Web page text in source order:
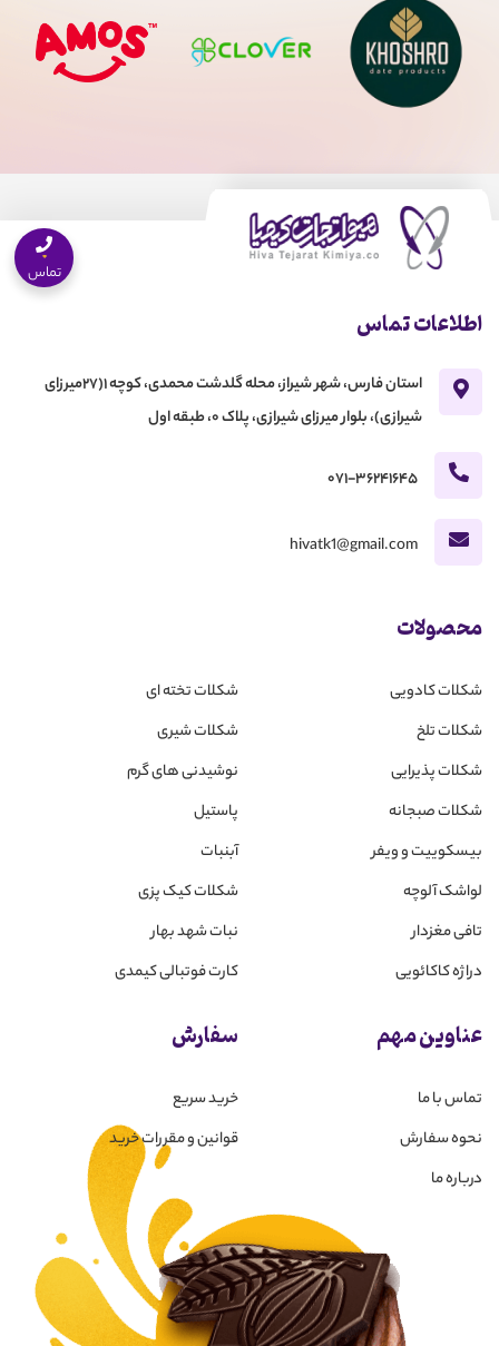
تماس
اطلاعات تماس
استان فارس، شهر شیراز، محله گلدشت محمدی، کوچه 1(27میرزای
شیرازی)، بلوار میرزای شیرازی، پلاک 0، طبقه اول
071-36241645
hivatk1@gmail.com
محصولات
شکلات کادویی
شکلات تلخ
شکلات پذیرایی
شکلات صبجانه
بیسکوییت و ویفر
لواشک آلوچه
تافی مغزدار
دراژه کاکائویی
شکلات تخته ای
شکلات شیری
نوشیدنی های گرم
پاستیل
آبنبات
شکلات کیک پزی
نبات شهد بهار
کارت فوتبالی کیمدی
عناوین مهم
تماس با ما
نحوه سفارش
درباره ما
سفارش
خرید سریع
قوانین و مقررات خرید